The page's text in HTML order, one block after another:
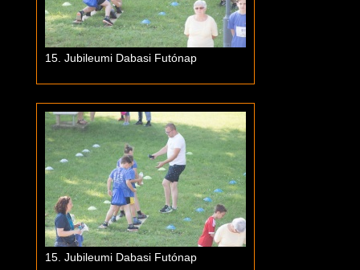
15. Jubileumi Dabasi Futónap
15. Jubileumi Dabasi Futónap